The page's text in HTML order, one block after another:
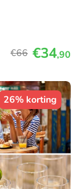
€66 €34,90
26% korting